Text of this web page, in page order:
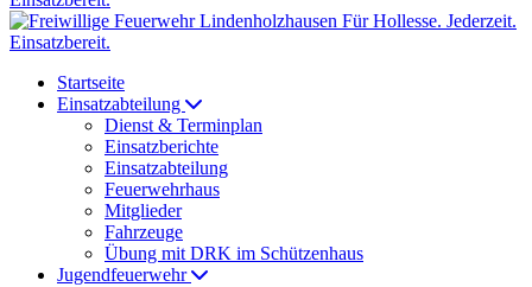
Startseite
Einsatzabteilung
Dienst & Terminplan
Einsatzberichte
Einsatzabteilung
Feuerwehrhaus
Mitglieder
Fahrzeuge
Übung mit DRK im Schützenhaus
Jugendfeuerwehr